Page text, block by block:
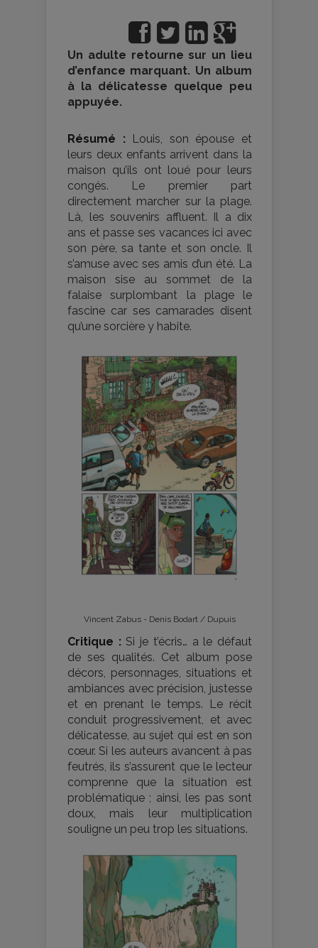
Un adulte retourne sur un lieu
d’enfance marquant. Un album
à la délicatesse quelque peu
appuyée.
Résumé : Louis, son épouse et
leurs deux enfants arrivent dans la
maison qu’ils ont loué pour leurs
congés. Le premier part
directement marcher sur la plage.
Là, les souvenirs affluent. Il a dix
ans et passe ses vacances ici avec
son père, sa tante et son oncle. Il
s’amuse avec ses amis d’un été. La
maison sise au sommet de la
falaise surplombant la plage le
fascine car ses camarades disent
qu’une sorcière y habite.
Vincent Zabus - Denis Bodart / Dupuis
Critique : Si je t’écris… a le défaut
de ses qualités. Cet album pose
décors, personnages, situations et
ambiances avec précision, justesse
et en prenant le temps. Le récit
conduit progressivement, et avec
délicatesse, au sujet qui est en son
cœur. Si les auteurs avancent à pas
feutrés, ils s’assurent que le lecteur
comprenne que la situation est
problématique ; ainsi, les pas sont
doux, mais leur multiplication
souligne un peu trop les situations.